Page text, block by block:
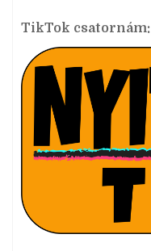
TikTok csatornám: